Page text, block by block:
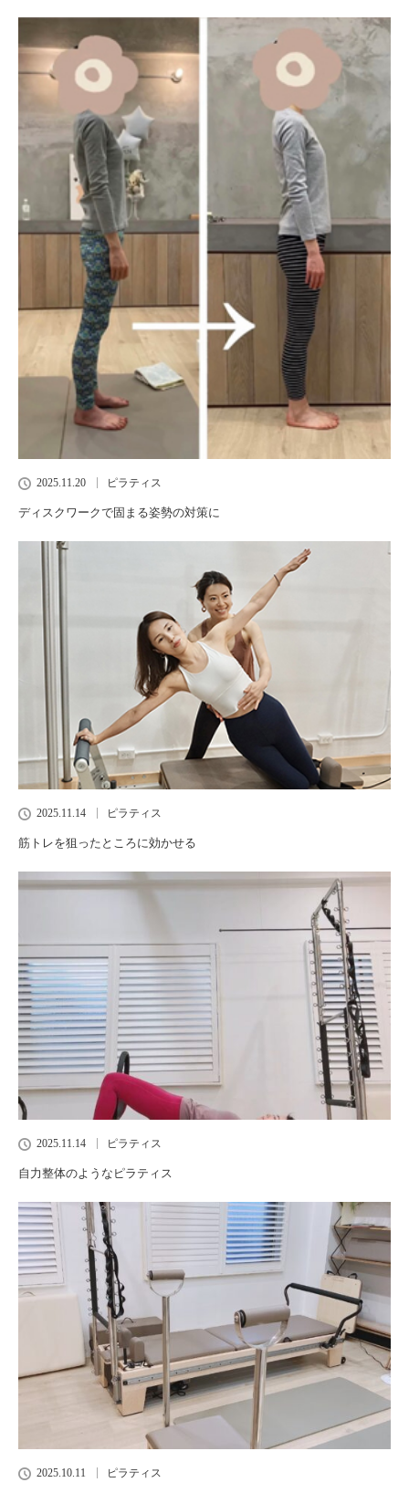
2025.11.20 ピラティス
ディスクワークで固まる姿勢の対策に
2025.11.14 ピラティス
筋トレを狙ったところに効かせる
2025.11.14 ピラティス
自力整体のようなピラティス
2025.10.11 ピラティス